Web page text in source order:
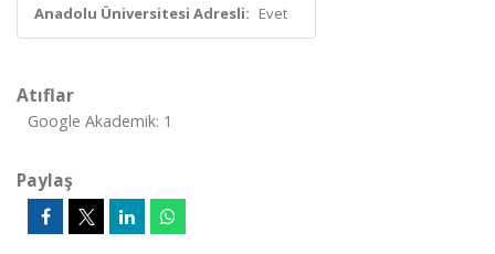
Anadolu Üniversitesi Adresli: Evet
Atıflar
Google Akademik: 1
Paylaş